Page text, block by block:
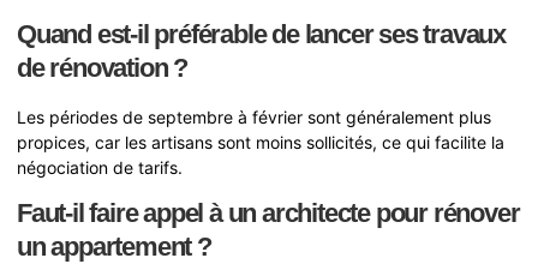
Quand est-il préférable de lancer ses travaux
de rénovation ?
Les périodes de septembre à février sont généralement plus
propices, car les artisans sont moins sollicités, ce qui facilite la
négociation de tarifs.
Faut-il faire appel à un architecte pour rénover
un appartement ?